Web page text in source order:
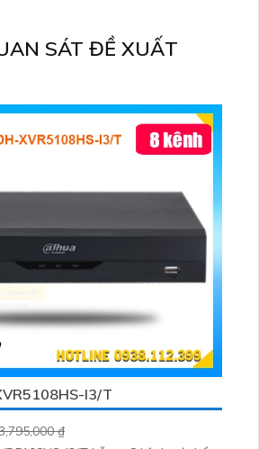
SÁT ĐỀ XUẤT
I3/T
₫